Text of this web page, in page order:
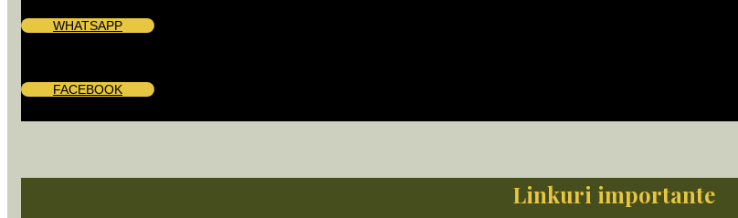
WHATSAPP
FACEBOOK
Linkuri importante